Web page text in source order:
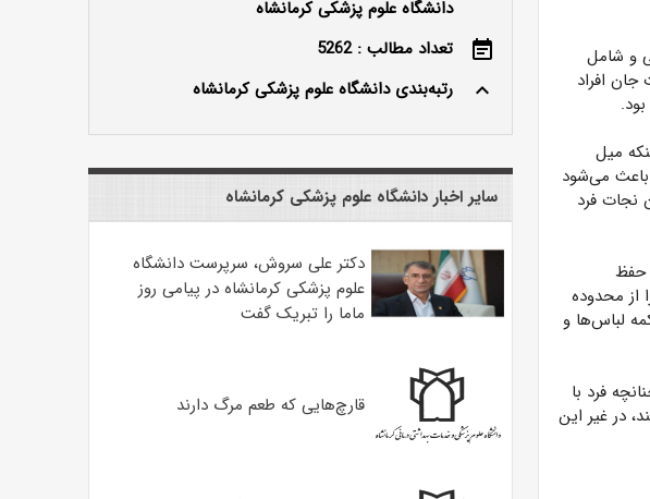
و شامل
افراد
میل
همین امر باعث می‌شود
نجات فرد
حفظ
را از محدوده
لباس‌ها و
فرد با
در غیر این
دانشگاه علوم پزشکی کرمانشاه
event_note
تعداد مطالب : 5262
keyboard_arrow_up
رتبه‌بندی دانشگاه علوم پزشکی کرمانشاه
سایر اخبار دانشگاه علوم پزشکی کرمانشاه
دکتر علی سروش، سرپرست دانشگاه
علوم پزشکی کرمانشاه در پیامی روز
ماما را تبریک گفت
قارچ‌هایی که طعم مرگ دارند